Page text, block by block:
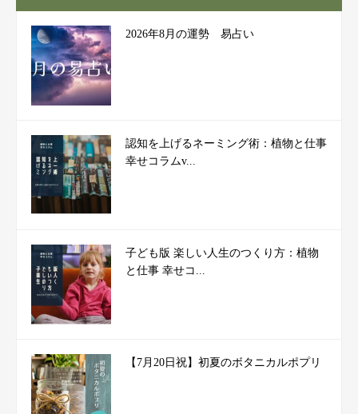
2026年8月の運勢 易占い
認知を上げるネーミング術：植物と仕事
幸せコラムv...
子ども版 楽しい人生のつくり方：植物
と仕事 幸せコ...
【7月20日祝】初夏のボタニカルポプリ